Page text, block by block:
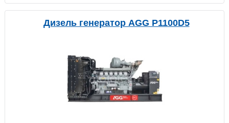
Дизель генератор AGG P1100D5